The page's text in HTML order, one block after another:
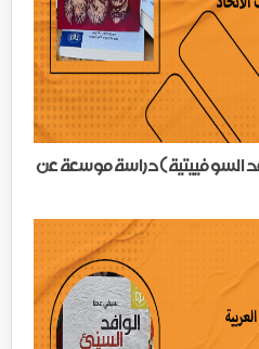
السوفييتية)دراسة موسعة عن